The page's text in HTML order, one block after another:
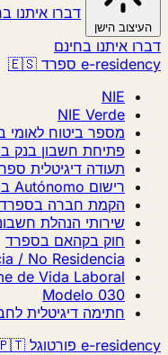
העיצוב הישן
דברו איתנו
דברו איתנו בחינם
e-residency ספרד 🇪🇸
NIE
NIE Verde
מספר ביטוח לאומי
פתיחת חשבון בנק
תעודה דיגיטלית
רישום Autónomo בספרד
הקמת חברה בספרד
שירותי הנהלת
חוק בקהאם בספרד
/ No Residencia
de Vida Laboral
Modelo 030
חתימה דיגיטלית
e-residency פורטוגל 🇵🇹